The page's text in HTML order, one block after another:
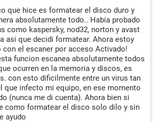
que hice es formatear el disco duro y
absolutamente todo.. Había probado
como kaspersky, nod32, norton y avast
asi que decidi formatear. Ahora estoy
con el escaner por acceso Activado!
funcion escanea absolutamente todos
ocurren en la memoria y discos, es
con esto dificilmente entre un virus tan
que infecto mi equipo, en ese momento
(nunca me di cuenta). Ahora bien si
como formatear el disco solo dilo y sin
ayudo